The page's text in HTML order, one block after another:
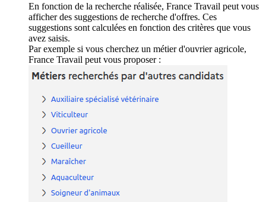
En fonction de la recherche réalisée, France Travail peut vous
afficher des suggestions de recherche d'offres. Ces
suggestions sont calculées en fonction des critères que vous
avez saisis.
Par exemple si vous cherchez un métier d'ouvrier agricole,
France Travail peut vous proposer :